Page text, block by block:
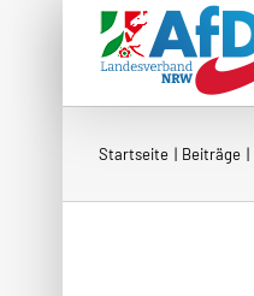
Startseite Beiträge